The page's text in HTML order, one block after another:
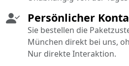
Persönlicher
Sie bestellen die
München direkt bei uns,
Nur direkte Interaktion.